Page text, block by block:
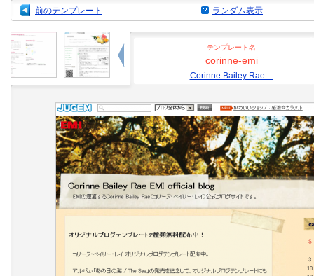
前のテンプレート ランダム表示
テンプレート名
corinne-emi
Corinne Bailey Rae…